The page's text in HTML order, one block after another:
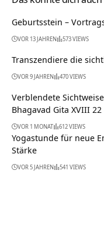
Geburtsstein‏‎ –
VOR 13 JAHREN 573 VIEWS
Transzendiere die
VOR 9 JAHREN 470 VIEWS
Verblendete
Bhagavad Gita XVIII 22
VOR 1 MONAT 612 VIEWS
Yogastunde für neue
Stärke
VOR 5 JAHREN 541 VIEWS